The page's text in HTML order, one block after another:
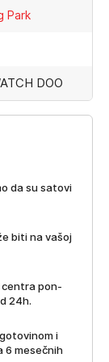
da su satovi
biti na vašoj
centra pon-
24h.
i
6 mesečnih
Park
DOO